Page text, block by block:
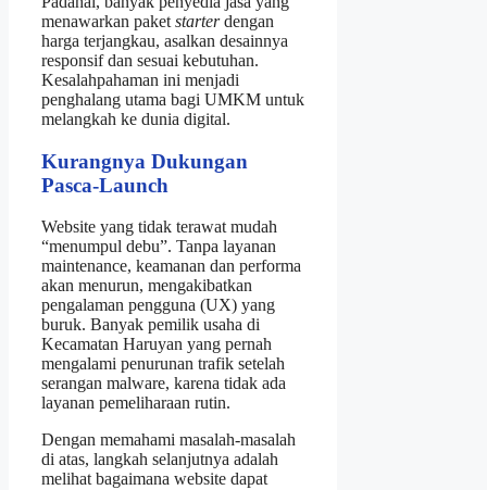
menawarkan paket starterdengan
harga terjangkau, asalkan desainnya
responsif dan sesuai kebutuhan.
Kesalahpahaman ini menjadi
penghalang utama bagi UMKM untuk
melangkah ke dunia digital.
Kurangnya Dukungan
Pasca‑Launch
Website yang tidak terawat mudah
“menumpul debu”. Tanpa layanan
maintenance, keamanan dan performa
akan menurun, mengakibatkan
pengalaman pengguna (UX) yang
buruk. Banyak pemilik usaha di
Kecamatan Haruyan yang pernah
mengalami penurunan trafik setelah
serangan malware, karena tidak ada
layanan pemeliharaan rutin.
Dengan memahami masalah-masalah
di atas, langkah selanjutnya adalah
melihat bagaimana website dapat